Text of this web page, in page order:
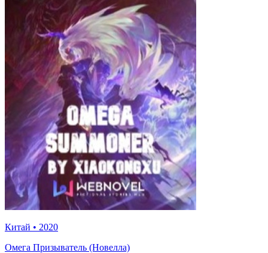
Китай • 2020
Омега Призыватель (Новелла)